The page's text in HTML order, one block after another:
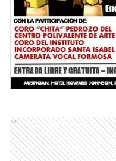
Ads